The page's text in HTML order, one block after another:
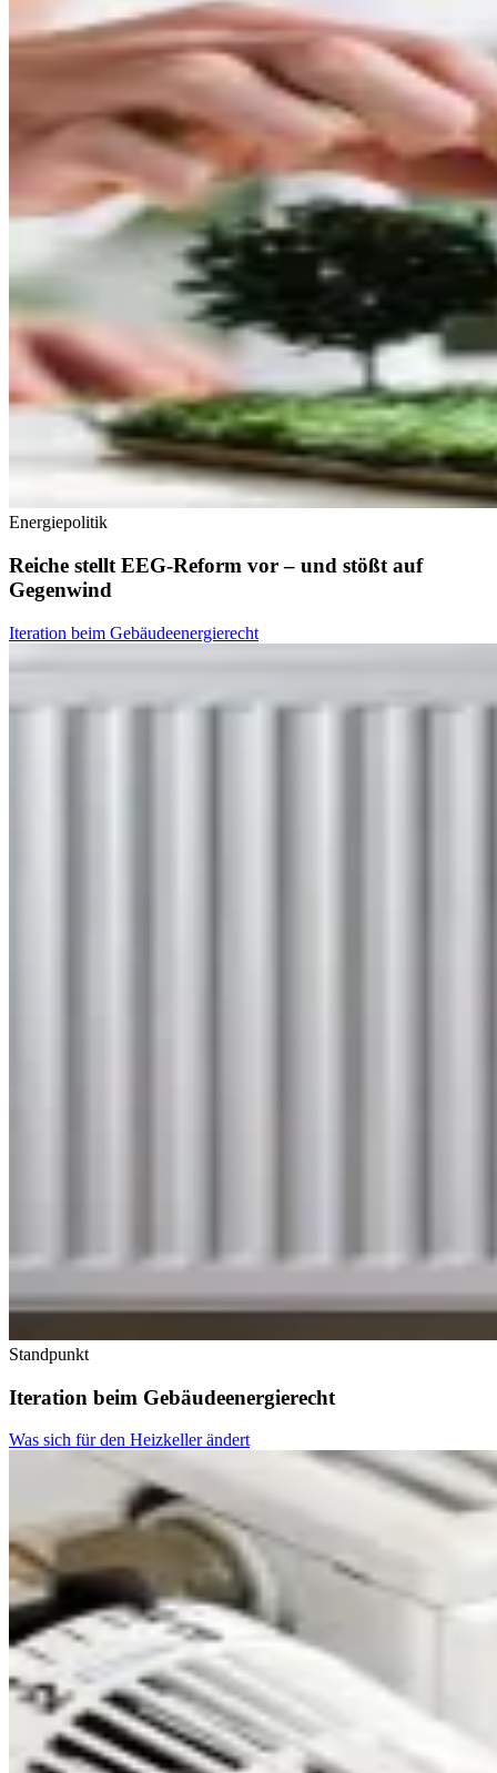
Energiepolitik
Reiche stellt EEG-Reform vor – und stößt auf
Gegenwind
Iteration beim Gebäudeenergierecht
Standpunkt
Iteration beim Gebäudeenergierecht
Was sich für den Heizkeller ändert